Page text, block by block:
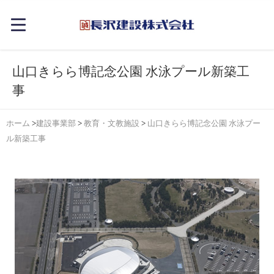
山口きらら博記念公園 水泳プール新築工
事
ホーム >建設事業部 > 教育・文教施設 > 山口きらら博記念公園 水泳プー
ル新築工事